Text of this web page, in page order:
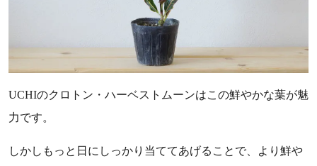
UCHIのクロトン・ハーベストムーンはこの鮮やかな葉が魅
力です。
しかしもっと日にしっかり当ててあげることで、より鮮や